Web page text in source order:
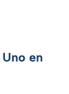
en